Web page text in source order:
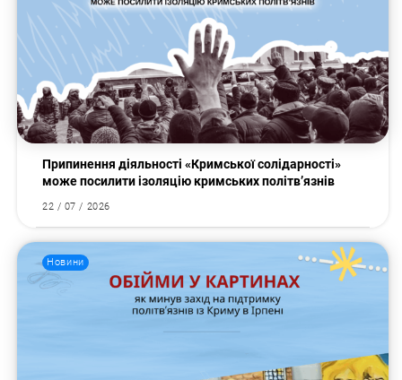
Пошук за запитом:
Припинення діяльності «Кримської солідарності»
може посилити ізоляцію кримських політв’язнів
22 / 07 / 2026
Новини